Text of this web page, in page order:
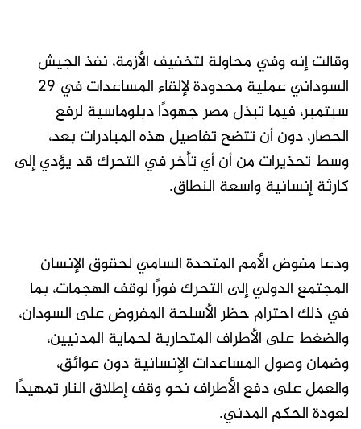
وقالت إنه وفي محاولة لتخفيف الأزمة، نفذ الجيش
السوداني عملية محدودة لإلقاء المساعدات في 29
سبتمبر، فيما تبذل مصر جهودًا دبلوماسية لرفع
الحصار، دون أن تتضح تفاصيل هذه المبادرات بعد،
وسط تحذيرات من أن أي تأخر في التحرك قد يؤدي إلى
كارثة إنسانية واسعة النطاق.
ودعا مفوض الأمم المتحدة السامي لحقوق الإنسان
المجتمع الدولي إلى التحرك فورًا لوقف الهجمات، بما
في ذلك احترام حظر الأسلحة المفروض على السودان،
والضغط على الأطراف المتحاربة لحماية المدنيين،
وضمان وصول المساعدات الإنسانية دون عوائق،
والعمل على دفع الأطراف نحو وقف إطلاق النار تمهيدًا
لعودة الحكم المدني.